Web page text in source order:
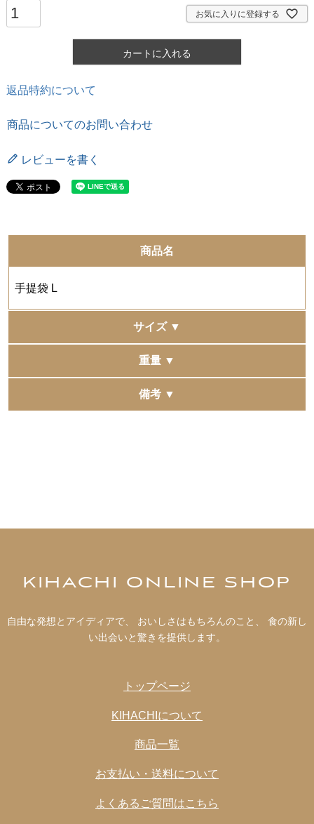
お気に入りに登録する
カートに入れる
返品特約について
商品についてのお問い合わせ
レビューを書く
商品名
手提袋 L
サイズ ▼
重量 ▼
備考 ▼
KIHACHI ONLINE SHOP
自由な発想とアイディアで、 おいしさはもちろんのこと、 食の新し
い出会いと驚きを提供します。
トップページ
KIHACHIについて
商品一覧
お支払い・送料について
よくあるご質問はこちら